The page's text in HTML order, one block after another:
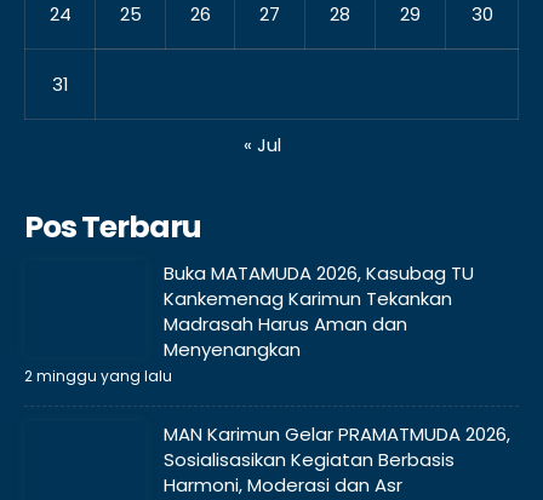
24 25 26 27 28 29 30
31
« Jul
Pos Terbaru
Buka MATAMUDA 2026, Kasubag TU
Kankemenag Karimun Tekankan
Madrasah Harus Aman dan
Menyenangkan
2 minggu yang lalu
MAN Karimun Gelar PRAMATMUDA 2026,
Sosialisasikan Kegiatan Berbasis
Harmoni, Moderasi dan Asr